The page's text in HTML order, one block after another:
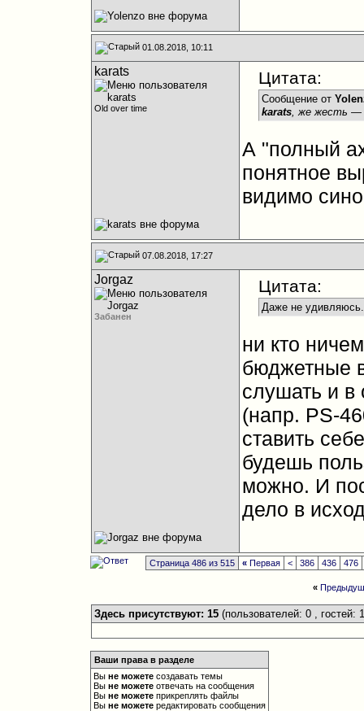
01.08.2018, 10:11
karats
Old over time
Цитата:
Сообщение от
karats, же жесть —
А "полный
понятное
видимо
07.08.2018, 17:27
Jorgaz
Забанен
Цитата:
Даже не
ни кто
бюджетные
слушать и в
(напр. PS-
ставить
будешь
можно. И
дело в
Страница 486 из 515 « Первая < 386 436 476
«
Здесь присутствуют: 15 (пользователей: 0 , гостей:
Ваши права в разделе
Выне можете создавать темы
Выне можете отвечать на сообщения
Выне можете прикреплять файлы
Выне можете редактировать сообщения